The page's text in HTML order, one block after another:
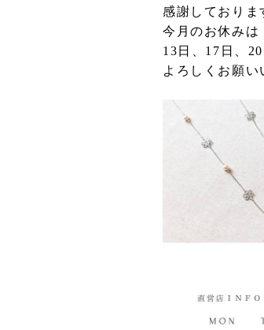
感謝しておりま
今月のお休みは
13日、17日、
よろしくお願い